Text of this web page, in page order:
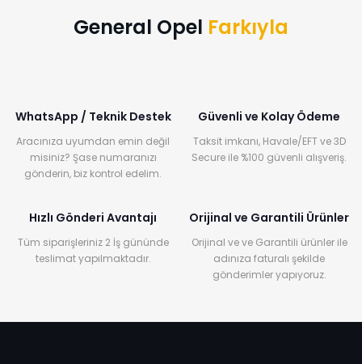
General Opel Farkıyla
WhatsApp / Teknik Destek
Aracınıza uyumdan emin değil
misiniz? Şase numaranızı
gönderin, biz kontrol edelim.
Güvenli ve Kolay Ödeme
Taksit imkanı, Havale/EFT ve 3D
Secure ile %100 güvenli alışveriş.
Hızlı Gönderi Avantajı
Tüm siparişleriniz 2 İş gününde
teslimat yapılmaktadır.
Orijinal ve Garantili Ürünler
Orijinal ve ve Garantili ürünler ile
adınıza faturalı şekilde
gönderimler yapıyoruz.